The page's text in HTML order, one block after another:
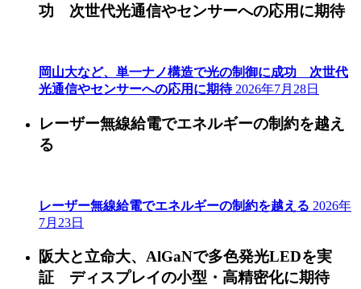
功 次世代光通信やセンサーへの応用に期待
岡山大など、単一ナノ構造で光の制御に成功 次世代
光通信やセンサーへの応用に期待 2026年7月28日
レーザー無線給電でエネルギーの制約を越え
る
レーザー無線給電でエネルギーの制約を越える 2026年
7月23日
阪大と立命大、AlGaNで多色発光LEDを実
証 ディスプレイの小型・高精密化に期待